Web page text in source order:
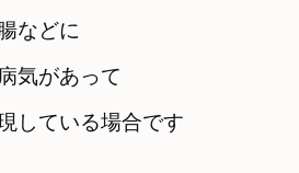
などに
気があって
している場合です